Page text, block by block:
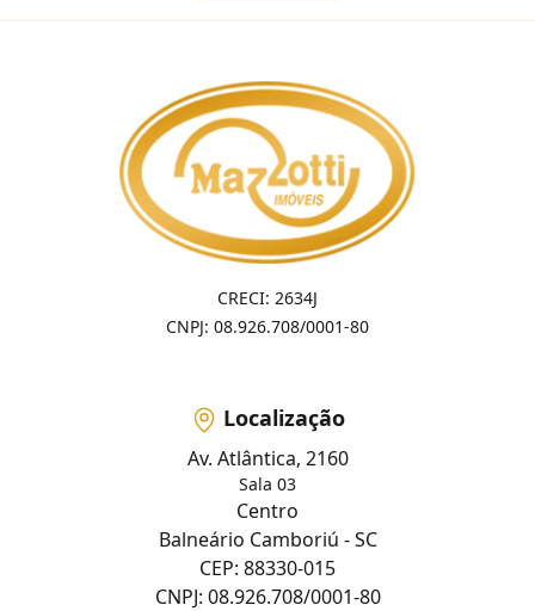
CRECI: 2634J
CNPJ: 08.926.708/0001-80
Localização
Av. Atlântica, 2160
Sala 03
Centro
Balneário Camboriú - SC
CEP: 88330-015
CNPJ: 08.926.708/0001-80